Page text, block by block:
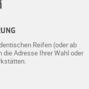
Reifen (oder ab
Adresse Ihrer Wahl oder